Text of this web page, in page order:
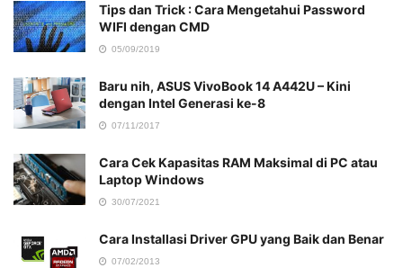
Tips dan Trick : Cara Mengetahui Password
WIFI dengan CMD
05/09/2019
Baru nih, ASUS VivoBook 14 A442U – Kini
dengan Intel Generasi ke-8
07/11/2017
Cara Cek Kapasitas RAM Maksimal di PC atau
Laptop Windows
30/07/2021
Cara Installasi Driver GPU yang Baik dan Benar
07/02/2013